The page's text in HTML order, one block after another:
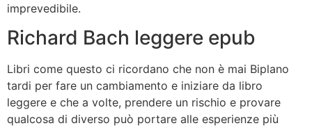
imprevedibile.
Richard Bach leggere epub
Libri come questo ci ricordano che non è mai Biplano
tardi per fare un cambiamento e iniziare da libro
leggere e che a volte, prendere un rischio e provare
qualcosa di diverso può portare alle esperienze più